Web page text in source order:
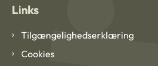
Links
Tilgængelighedserklæring
Cookies